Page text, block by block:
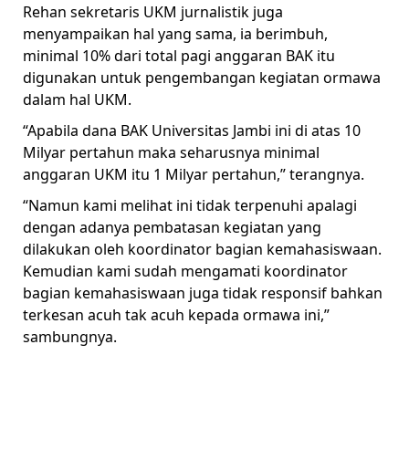
Rehan sekretaris UKM jurnalistik juga
menyampaikan hal yang sama, ia berimbuh,
minimal 10% dari total pagi anggaran BAK itu
digunakan untuk pengembangan kegiatan ormawa
dalam hal UKM.
“Apabila dana BAK Universitas Jambi ini di atas 10
Milyar pertahun maka seharusnya minimal
anggaran UKM itu 1 Milyar pertahun,” terangnya.
“Namun kami melihat ini tidak terpenuhi apalagi
dengan adanya pembatasan kegiatan yang
dilakukan oleh koordinator bagian kemahasiswaan.
Kemudian kami sudah mengamati koordinator
bagian kemahasiswaan juga tidak responsif bahkan
terkesan acuh tak acuh kepada ormawa ini,”
sambungnya.